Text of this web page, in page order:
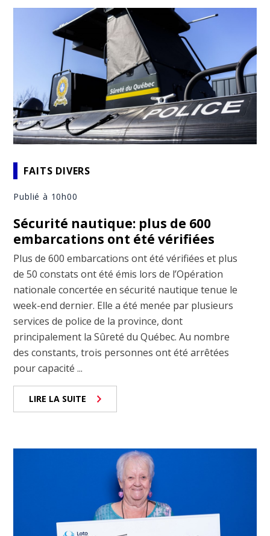
FAITS DIVERS
Publié à 10h00
Sécurité nautique: plus de 600
embarcations ont été vérifiées
Plus de 600 embarcations ont été vérifiées et plus
de 50 constats ont été émis lors de l’Opération
nationale concertée en sécurité nautique tenue le
week-end dernier. Elle a été menée par plusieurs
services de police de la province, dont
principalement la Sûreté du Québec. Au nombre
des constants, trois personnes ont été arrêtées
pour capacité ...
LIRE LA SUITE